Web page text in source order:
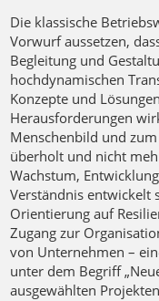
Die klassische
Vorwurf aussetzen,
Begleitung und
hochdynamischen
Konzepte und
Herausforderungen
Menschenbild und
überholt und nicht
Wachstum,
Verständnis entwickelt
Orientierung auf
Zugang zur
von Unternehmen –
unter dem Begriff
ausgewählten